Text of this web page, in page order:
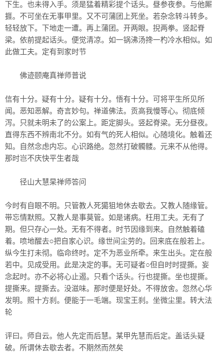
下生。也未得入手。须是猛着精彩提个话头。昼参夜参。与他厮
捱。不可坐在无事甲里。又不可蒲团上死坐。若杂念转斗转多。
轻轻放下。下地走一遭。再上蒲团。开两眼。掜两拳。竖起脊
梁。依前提起话头。便觉清凉。如一锅沸汤搀一杓冷水相似。如
此做工夫。定有到家时节
佛迹颐庵真禅师普说
信有十分。疑有十分。疑有十分。悟有十分。可将平生所见所
闻。恶知恶解。奇言妙句。禅道佛法。贡高我慢等心。彻底倾
泻。只就未明未了的公案上。距定脚头。竖起脊梁。无分昼夜。
直得东西不辨南北不分。如有气的死人相似。心随境化。触着还
知。自然念虑内忘。心识路绝。忽然打破髑髅。元来不从他得。
那时岂不庆快平生者哉
径山大慧杲禅师答问
今时有自眼不明。只管教人死獦狙地休去歇去。又教人随缘管。
带忘情默照。又教人是事莫管。如是诸病。枉用工夫。无有了
期。但只存心一处。无有不得者。时节因缘到来。自然触着磕
着。喷地醒去○把自家心识。缘世间尘劳的。回来底在般若上。
纵今生打未彻。临命终时。定不为恶业所牵。来生出头。定在般
若中。见成受用。此是决定的事。无可疑者○但自时时提撕。妄
念起时。亦不必将心止遏。只看个话头。行也提撕。坐也提撕。
提撕来。提撕去。没滋味。那时便是好处。不得放舍。忽然心华
发明。照十方刹。便能于一毛端。现宝王刹。坐微尘里。转大法
轮
评曰。师自云。他人先定而后慧。某甲先慧而后定。盖话头疑
破。所谓休去歇去者。不期然而然矣